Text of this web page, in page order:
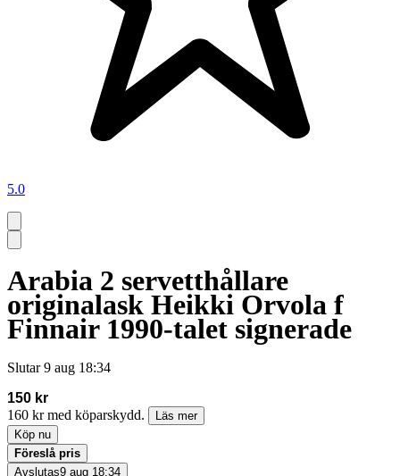
5.0
Arabia 2 servetthållare
originalask Heikki Orvola f
Finnair 1990-talet signerade
Slutar 9 aug 18:34
150 kr
160 kr med köparskydd.
Läs mer
Köp nu
Föreslå pris
Avslutas9 aug 18:34